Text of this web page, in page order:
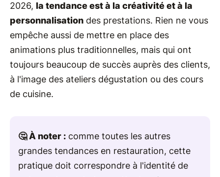
2026, la tendance est à la créativité et à la
personnalisation des prestations. Rien ne vous
empêche aussi de mettre en place des
animations plus traditionnelles, mais qui ont
toujours beaucoup de succès auprès des clients,
à l'image des ateliers dégustation ou des cours
de cuisine.
🤔 À noter : comme toutes les autres
grandes tendances en restauration, cette
pratique doit correspondre à l'identité de